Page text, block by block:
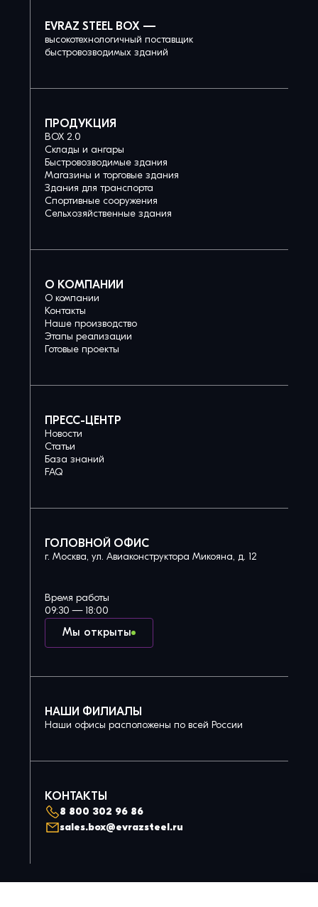
EVRAZ STEEL BOX —
высокотехнологичный поставщик
быстровозводимых зданий
ПРОДУКЦИЯ
BOX 2.0
Склады и ангары
Быстровозводимые здания
Магазины и торговые здания
Здания для транспорта
Спортивные сооружения
Сельхозяйственные здания
О КОМПАНИИ
О компании
Контакты
Наше производство
Этапы реализации
Готовые проекты
ПРЕСС-ЦЕНТР
Новости
Статьи
База знаний
FAQ
ГОЛОВНОЙ ОФИС
г. Москва, ул. Авиаконструктора Микояна, д. 12
Мы открыты
Время работы
09:30 — 18:00
НАШИ ФИЛИАЛЫ
Наши офисы расположены по всей России
КОНТАКТЫ
8 800 302 96 86
sales.box@evrazsteel.ru